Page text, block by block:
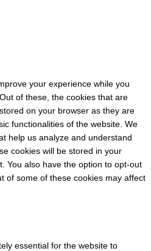
your experience while you
of these, the cookies that are
on your browser as they are
functionalities of the website. We
help us analyze and understand
cookies will be stored in your
You also have the option to opt-out
of some of these cookies may affect
essential for the website to